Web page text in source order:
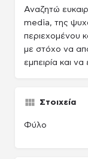
Αναζητώ
media, της
περιεχομένου
με στόχο να
εμπειρία και
Στοιχεία
Φύλο